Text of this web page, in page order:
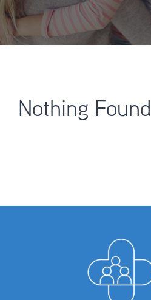
Nothing Found